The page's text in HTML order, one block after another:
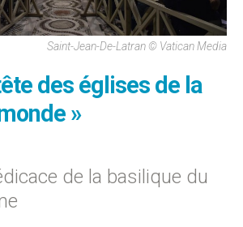
Saint-Jean-De-Latran © Vatican Media
des églises de la
»
de la basilique du